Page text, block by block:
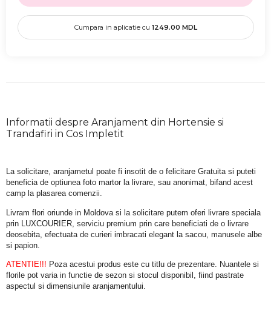
Cumpara in aplicatie cu 1249.00 MDL
Informatii despre Aranjament din Hortensie si
Trandafiri in Cos Impletit
La solicitare, aranjametul poate fi insotit de o felicitare Gratuita si puteti
beneficia de optiunea foto martor la livrare, sau anonimat, bifand acest
camp la plasarea comenzii.
Livram flori oriunde in Moldova si la solicitare putem oferi livrare speciala
prin LUXCOURIER, serviciu premium prin care beneficiati de o livrare
deosebita, efectuata de curieri imbracati elegant la sacou, manusele albe
si papion.
ATENTIE!!! Poza acestui produs este cu titlu de prezentare. Nuantele si
florile pot varia in functie de sezon si stocul disponibil, fiind pastrate
aspectul si dimensiunile aranjamentului.